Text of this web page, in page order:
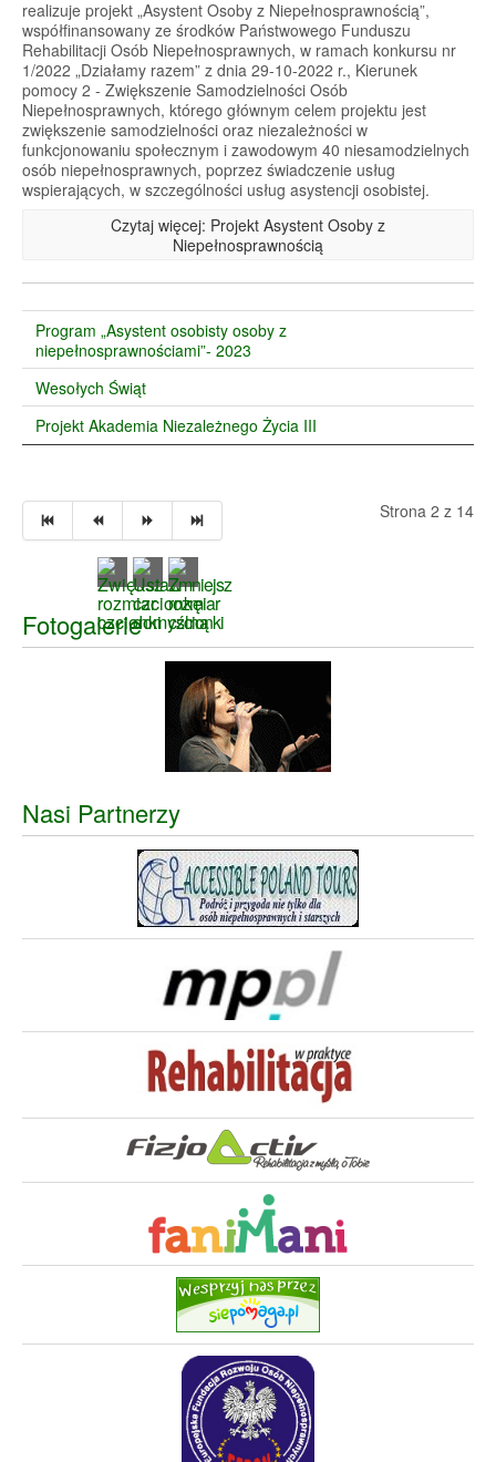
realizuje projekt „Asystent Osoby z Niepełnosprawnością”,
współfinansowany ze środków Państwowego Funduszu
Rehabilitacji Osób Niepełnosprawnych, w ramach konkursu nr
1/2022 „Działamy razem” z dnia 29-10-2022 r., Kierunek
pomocy 2 - Zwiększenie Samodzielności Osób
Niepełnosprawnych, którego głównym celem projektu jest
zwiększenie samodzielności oraz niezależności w
funkcjonowaniu społecznym i zawodowym 40 niesamodzielnych
osób niepełnosprawnych, poprzez świadczenie usług
wspierających, w szczególności usług asystencji osobistej.
Czytaj więcej: Projekt Asystent Osoby z
Niepełnosprawnością
Program „Asystent osobisty osoby z
niepełnosprawnościami”- 2023
Wesołych Świąt
Projekt Akademia Niezależnego Życia III
Strona 2 z 14
Fotogalerie
Nasi Partnerzy